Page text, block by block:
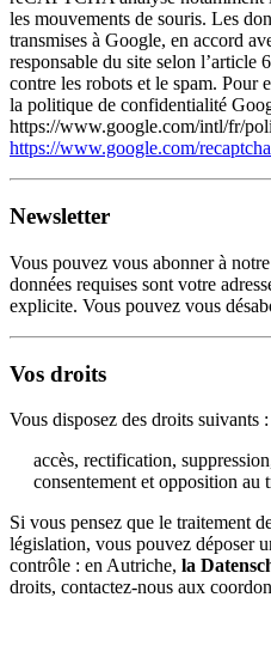
les mouvements de souris. Les
transmises à Google, en accord
responsable du site selon l’article
contre les robots et le spam.
la politique de confidentialité
https://www.google.com/intl/fr/
https://www.google.com/
Newsletter
Vous pouvez vous abonner à
données requises sont votre
explicite. Vous pouvez vous
Vos droits
Vous disposez des droits suivants :
accès, rectification,
consentement et opposition au
Si vous pensez que le traitement
législation, vous pouvez déposer
contrôle : en Autriche, la
droits, contactez-nous aux